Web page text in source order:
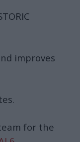
improves
for the